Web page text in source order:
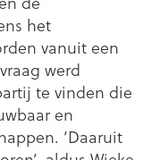
het
vanuit een
werd
te vinden die
en
‘Daaruit